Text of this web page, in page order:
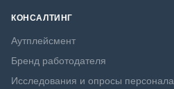
КОНСАЛТИНГ
Аутплейсмент
Бренд работодателя
Исследования и опросы персонала